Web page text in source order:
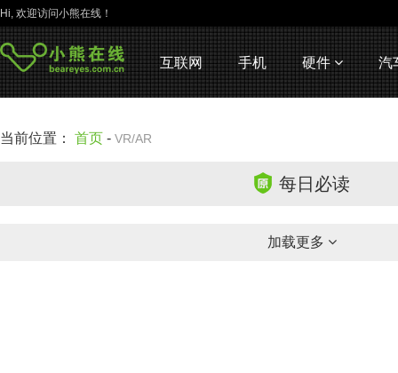
Hi, 欢迎访问小熊在线！
互联网 手机 硬件 汽
当前位置： 首页 - VR/AR
每日必读
加载更多